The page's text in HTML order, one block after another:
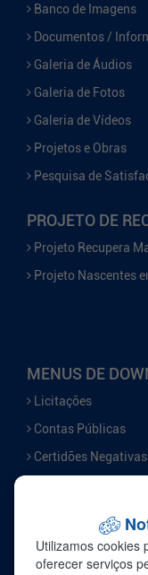
Banco de Imagens
Documentos /
Galeria de Áudios
Galeria de Fotos
Galeria de Vídeos
Projetos e Obras
Pesquisa de
PROJETO DE
Projeto Recupera
Projeto Nascentes
MENUS DE
Licitações
Contas Públicas
Certidões Negativas
FALE CONOSCO
Ouvidoria
Utilizamos cookies
oferecer serviços